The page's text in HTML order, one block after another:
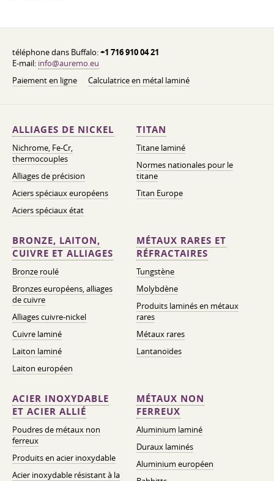
téléphone dans Buffalo:+1 716 910 04 21
E-mail: info@auremo.eu
Paiement en ligne
Calculatrice en métal laminé
ALLIAGES DE NICKEL
Nichrome, Fe-Cr,
thermocouples
Alliages de précision
Aciers spéciaux européens
Aciers spéciaux état
TITAN
Titane laminé
Normes nationales pour le
titane
Titan Europe
BRONZE, LAITON,
CUIVRE ET ALLIAGES
Bronze roulé
Bronzes européens, alliages
de cuivre
Alliages cuivre-nickel
Cuivre laminé
Laiton laminé
Laiton européen
MÉTAUX RARES ET
RÉFRACTAIRES
Tungstène
Molybdène
Produits laminés en métaux
rares
Métaux rares
Lantanoïdes
ACIER INOXYDABLE
ET ACIER ALLIÉ
Poudres de métaux non
ferreux
Produits en acier inoxydable
Acier inoxydable résistant à la
MÉTAUX NON
FERREUX
Aluminium laminé
Duraux laminés
Aluminium européen